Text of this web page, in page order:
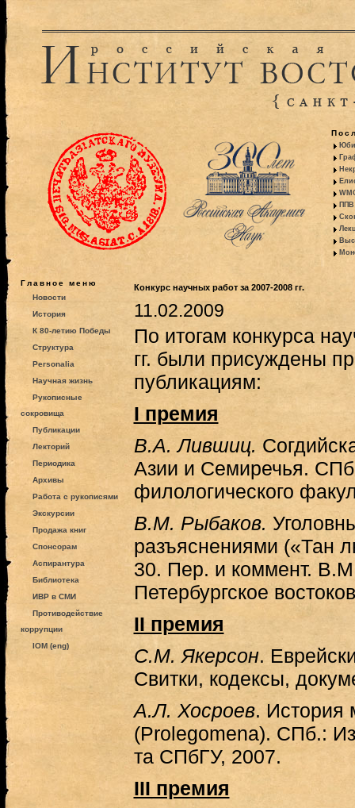
ППВ
Главное меню
Новости
История
К 80-летию Победы
Структура
Personalia
Научная жизнь
Рукописные
сокровища
Публикации
Лекторий
Периодика
Архивы
Работа с рукописями
Экскурсии
Продажа книг
Спонсорам
Аспирантура
Библиотека
ИВР в СМИ
Противодействие
коррупции
IOM (eng)
Конкурс научных работ за 2007-2008 гг.
11.02.2009
По итогам конкурса
гг. были присуждены
публикациям:
I премия
В.А. Лившиц.
Азии и Семиречья.
филологического
В.М. Рыбаков.
разъяснениями («Тан
30. Пер. и коммент.
Петербургское
II премия
С.М. Якерсон.
Свитки, кодексы,
А.Л. Хосроев. История
(Prolegomena). СПб.:
та СПбГУ, 2007.
III премия